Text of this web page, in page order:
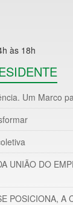
às 18h
Um Marco
UNIÃO DO
POSICIONA, A